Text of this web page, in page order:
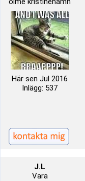
Här sen Jul 2016
Inlägg: 537
J.L
Vara